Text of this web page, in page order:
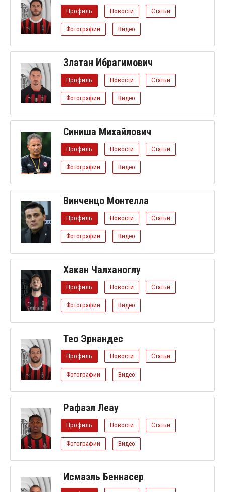
Профиль Новости Статьи
Фотографии Видео
Златан Ибрагимович
Профиль Новости Статьи
Фотографии Видео
Синиша Михайлович
Профиль Новости Статьи
Фотографии Видео
Винченцо Монтелла
Профиль Новости Статьи
Фотографии Видео
Хакан Чалханоглу
Профиль Новости Статьи
Фотографии Видео
Тео Эрнандес
Профиль Новости Статьи
Фотографии Видео
Рафаэл Леау
Профиль Новости Статьи
Фотографии Видео
Исмаэль Беннасер